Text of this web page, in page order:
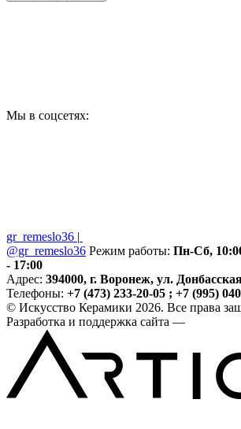
Мы в соцсетях:
gr_remeslo36 |
@gr_remeslo36 Режим работы: Пн-Сб,
- 17:00
Адрес: 394000, г. Воронеж, ул.
Телефоны: +7 (473) 233-20-05 ; +7 (995)
© Искусство Керамики 2026. Все права
Разработка и поддержка сайта —